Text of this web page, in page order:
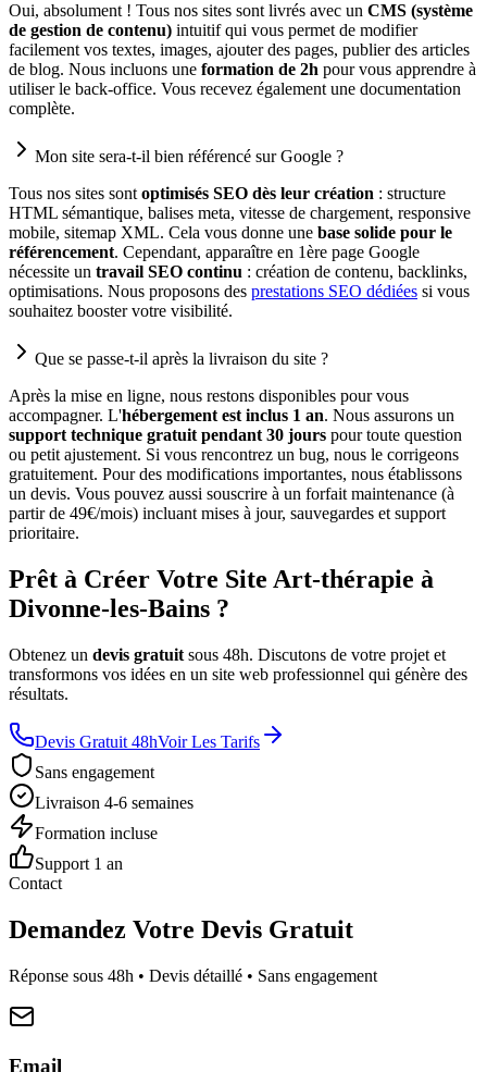
Oui, absolument ! Tous nos sites sont livrés avec un CMS (système
de gestion de contenu) intuitif qui vous permet de modifier
facilement vos textes, images, ajouter des pages, publier des articles
de blog. Nous incluons une formation de 2h pour vous apprendre à
utiliser le back-office. Vous recevez également une documentation
complète.
Mon site sera-t-il bien référencé sur Google ?
Tous nos sites sont optimisés SEO dès leur création : structure
HTML sémantique, balises meta, vitesse de chargement, responsive
mobile, sitemap XML. Cela vous donne une base solide pour le
référencement. Cependant, apparaître en 1ère page Google
nécessite un travail SEO continu : création de contenu, backlinks,
optimisations. Nous proposons des prestations SEO dédiées si vous
souhaitez booster votre visibilité.
Que se passe-t-il après la livraison du site ?
Après la mise en ligne, nous restons disponibles pour vous
accompagner. L'hébergement est inclus 1 an. Nous assurons un
support technique gratuit pendant 30 jours pour toute question
ou petit ajustement. Si vous rencontrez un bug, nous le corrigeons
gratuitement. Pour des modifications importantes, nous établissons
un devis. Vous pouvez aussi souscrire à un forfait maintenance (à
partir de 49€/mois) incluant mises à jour, sauvegardes et support
prioritaire.
Prêt à Créer Votre Site Art-thérapie à
Divonne-les-Bains ?
Obtenez un devis gratuit sous 48h. Discutons de votre projet et
transformons vos idées en un site web professionnel qui génère des
résultats.
Devis Gratuit 48hVoir Les Tarifs
Sans engagement
Livraison 4-6 semaines
Formation incluse
Support 1 an
Contact
Demandez Votre Devis Gratuit
Réponse sous 48h • Devis détaillé • Sans engagement
Email